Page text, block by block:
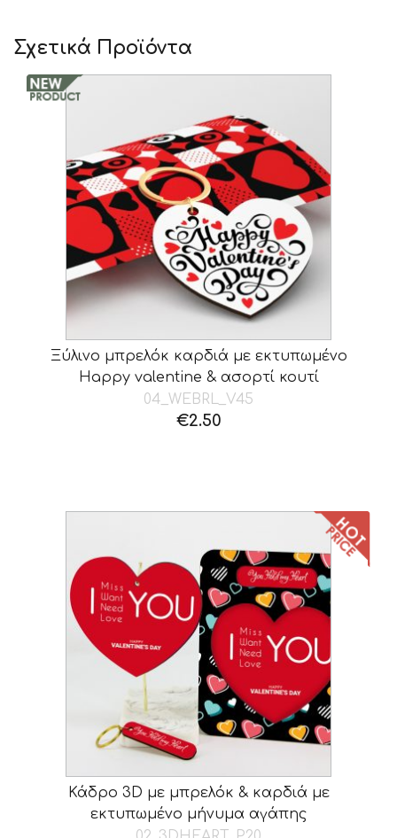
Σχετικά Προϊόντα
Ξύλινο μπρελόκ καρδιά με εκτυπωμένο
Happy valentine & ασορτί κουτί
04_WEBRL_V45
€2.50
Κάδρο 3D με μπρελόκ & καρδιά με
εκτυπωμένο μήνυμα αγάπης